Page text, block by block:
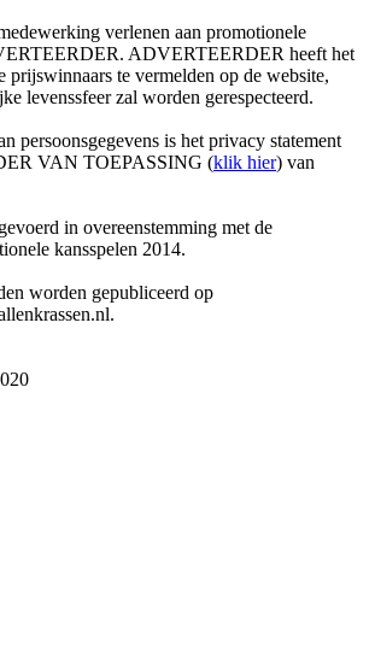
verlenen aan promotionele
ADVERTEERDER heeft het
prijswinnaars te vermelden op de website,
levenssfeer zal worden gerespecteerd.
persoonsgegevens is het privacy statement
VAN TOEPASSING (klik hier) van
in overeenstemming met de
kansspelen 2014.
worden gepubliceerd op